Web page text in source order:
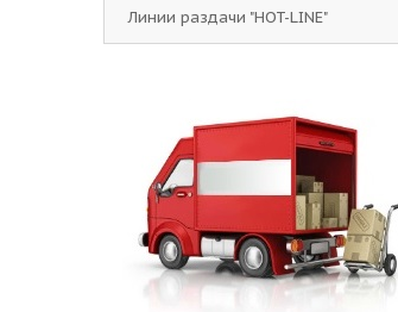
Линии раздачи "HOT-LINE"